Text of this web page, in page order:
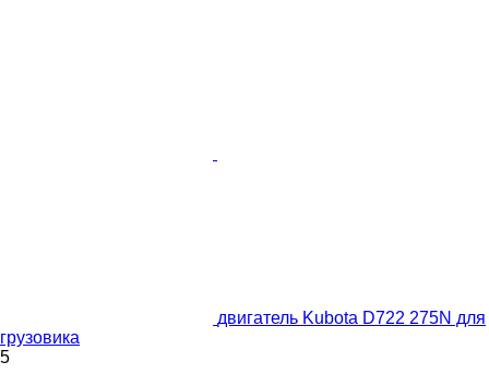
двигатель Kubota D722 275N для
грузовика
5